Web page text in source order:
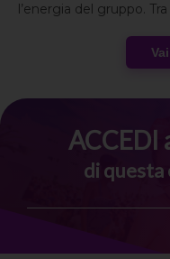
l’energia del gruppo.
in hotel e
Un’esperienza che
ACCEDI
di questa